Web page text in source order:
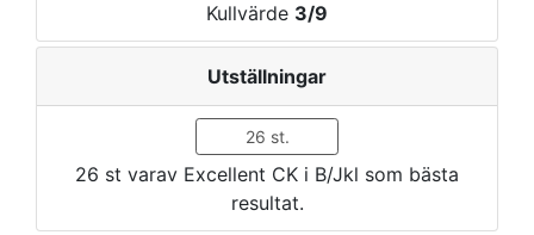
Kullvärde 3/9
Utställningar
26 st.
26 st varav Excellent CK i B/Jkl som bästa
resultat.